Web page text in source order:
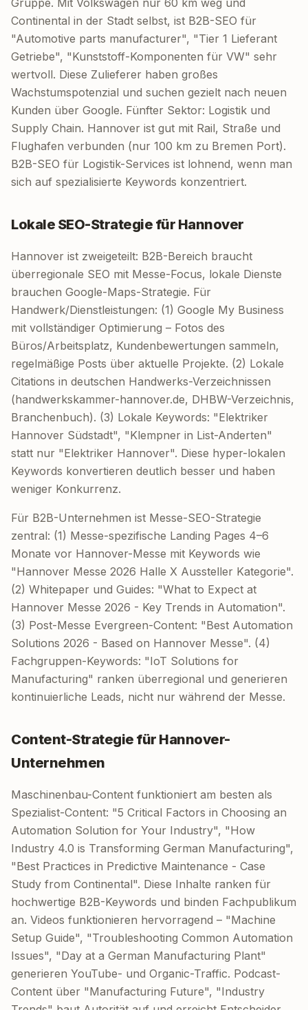
Gruppe. Mit Volkswagen nur 60 km weg und
Continental in der Stadt selbst, ist B2B-SEO für
"Automotive parts manufacturer", "Tier 1 Lieferant
Getriebe", "Kunststoff-Komponenten für VW" sehr
wertvoll. Diese Zulieferer haben großes
Wachstumspotenzial und suchen gezielt nach neuen
Kunden über Google. Fünfter Sektor: Logistik und
Supply Chain. Hannover ist gut mit Rail, Straße und
Flughafen verbunden (nur 100 km zu Bremen Port).
B2B-SEO für Logistik-Services ist lohnend, wenn man
sich auf spezialisierte Keywords konzentriert.
Lokale SEO-Strategie für Hannover
Hannover ist zweigeteilt: B2B-Bereich braucht
überregionale SEO mit Messe-Focus, lokale Dienste
brauchen Google-Maps-Strategie. Für
Handwerk/Dienstleistungen: (1) Google My Business
mit vollständiger Optimierung – Fotos des
Büros/Arbeitsplatz, Kundenbewertungen sammeln,
regelmäßige Posts über aktuelle Projekte. (2) Lokale
Citations in deutschen Handwerks-Verzeichnissen
(handwerkskammer-hannover.de, DHBW-Verzeichnis,
Branchenbuch). (3) Lokale Keywords: "Elektriker
Hannover Südstadt", "Klempner in List-Anderten"
statt nur "Elektriker Hannover". Diese hyper-lokalen
Keywords konvertieren deutlich besser und haben
weniger Konkurrenz.
Für B2B-Unternehmen ist Messe-SEO-Strategie
zentral: (1) Messe-spezifische Landing Pages 4–6
Monate vor Hannover-Messe mit Keywords wie
"Hannover Messe 2026 Halle X Aussteller Kategorie".
(2) Whitepaper und Guides: "What to Expect at
Hannover Messe 2026 - Key Trends in Automation".
(3) Post-Messe Evergreen-Content: "Best Automation
Solutions 2026 - Based on Hannover Messe". (4)
Fachgruppen-Keywords: "IoT Solutions for
Manufacturing" ranken überregional und generieren
kontinuierliche Leads, nicht nur während der Messe.
Content-Strategie für Hannover-
Unternehmen
Maschinenbau-Content funktioniert am besten als
Spezialist-Content: "5 Critical Factors in Choosing an
Automation Solution for Your Industry", "How
Industry 4.0 is Transforming German Manufacturing",
"Best Practices in Predictive Maintenance - Case
Study from Continental". Diese Inhalte ranken für
hochwertige B2B-Keywords und binden Fachpublikum
an. Videos funktionieren hervorragend – "Machine
Setup Guide", "Troubleshooting Common Automation
Issues", "Day at a German Manufacturing Plant"
generieren YouTube- und Organic-Traffic. Podcast-
Content über "Manufacturing Future", "Industry